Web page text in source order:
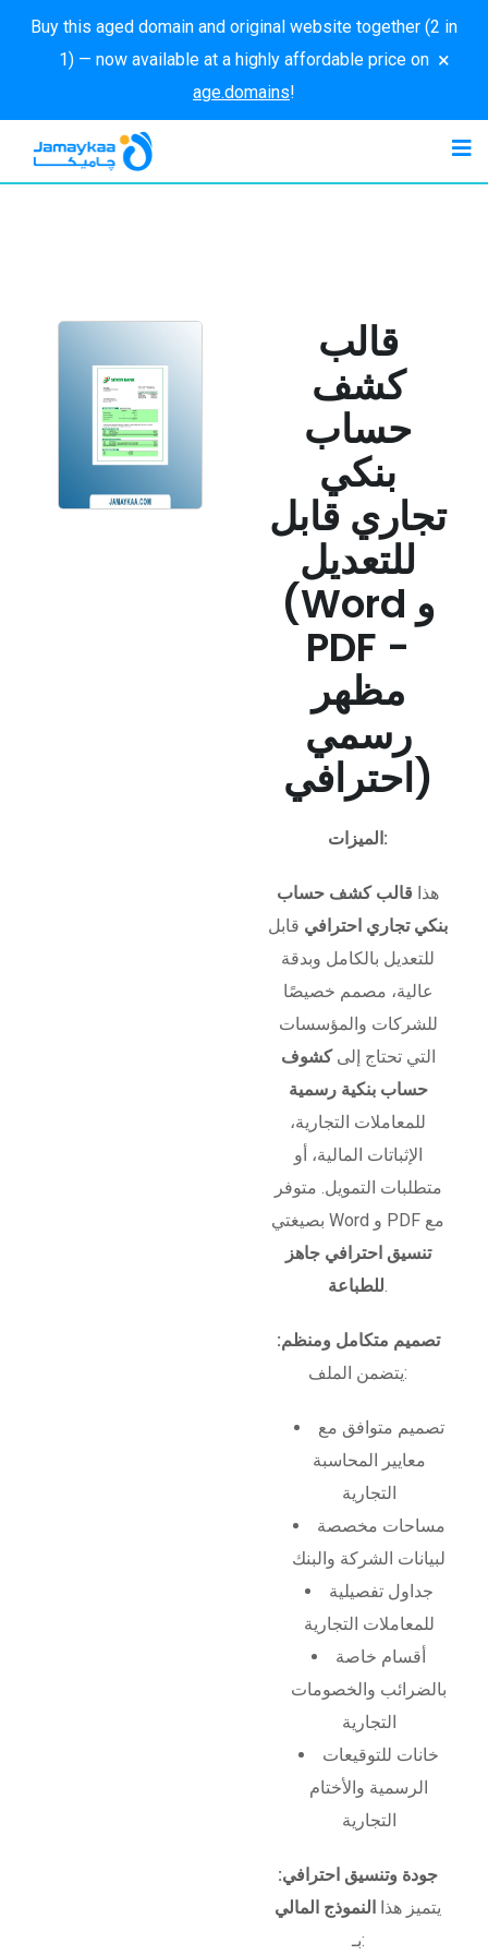
Buy this aged domain and original website together (2 in
1) — now available at a highly affordable price on
age.domains!
×
قالب
كشف
حساب
بنكي
تجاري قابل
للتعديل
(Word و
PDF -
مظهر
رسمي
احترافي)
الميزات:
هذا قالب كشف حساب
بنكي تجاري احترافي قابل
للتعديل بالكامل وبدقة
عالية، مصمم خصيصًا
للشركات والمؤسسات
التي تحتاج إلىكشوف
حساب بنكية رسمية
للمعاملات التجارية،
الإثباتات المالية، أو
متطلبات التمويل. متوفر
بصيغتي Word و PDF مع
تنسيق احترافي جاهز
للطباعة.
تصميم متكامل ومنظم:
يتضمن الملف:
تصميم متوافق مع
معايير المحاسبة
التجارية
مساحات مخصصة
لبيانات الشركة والبنك
جداول تفصيلية
للمعاملات التجارية
أقسام خاصة
بالضرائب والخصومات
التجارية
خانات للتوقيعات
الرسمية والأختام
التجارية
جودة وتنسيق احترافي:
يتميز هذا
النموذج المالي
بـ: